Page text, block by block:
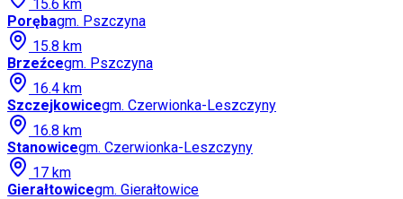
15.6 km
Porębagm. Pszczyna
15.8 km
Brzeźcegm. Pszczyna
16.4 km
Szczejkowicegm. Czerwionka-Leszczyny
16.8 km
Stanowicegm. Czerwionka-Leszczyny
17 km
Gierałtowicegm. Gierałtowice